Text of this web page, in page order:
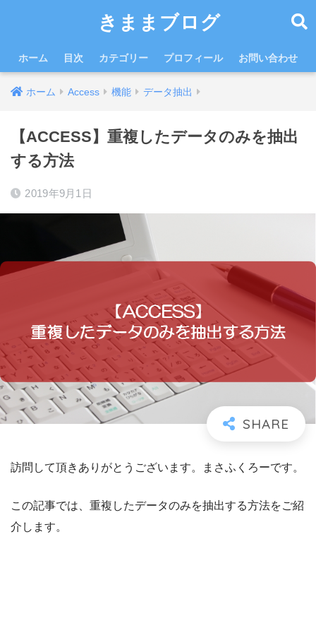
きままブログ
ホーム 目次 カテゴリー プロフィール お問い合わせ
ホーム Access 機能 データ抽出
【ACCESS】重複したデータのみを抽出
する方法
2019年9月1日
訪問して頂きありがとうございます。まさふくろーです。
この記事では、重複したデータのみを抽出する方法をご紹
介します。